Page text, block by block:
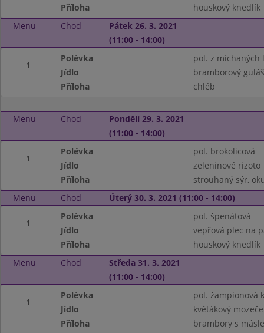
Příloha
houskový knedlík
Menu
Chod
Pátek 26. 3. 2021
(11:00 - 14:00)
1
Polévka
pol. z míchaných
Jídlo
bramborový guláš
Příloha
chléb
Menu Chod
Pondělí 29. 3. 2021
(11:00 - 14:00)
1
Polévka
pol. brokolicová
Jídlo
zeleninové rizoto
Příloha
strouhaný sýr,
Menu
Chod Úterý 30. 3. 2021 (11:00 - 14:00)
1
Polévka
pol. špenátová
Jídlo
vepřová plec na
Příloha
houskový knedlík
Menu
Chod
Středa 31. 3. 2021
(11:00 - 14:00)
1
Polévka
pol. žampionová
Jídlo
květákový
Příloha
brambory s